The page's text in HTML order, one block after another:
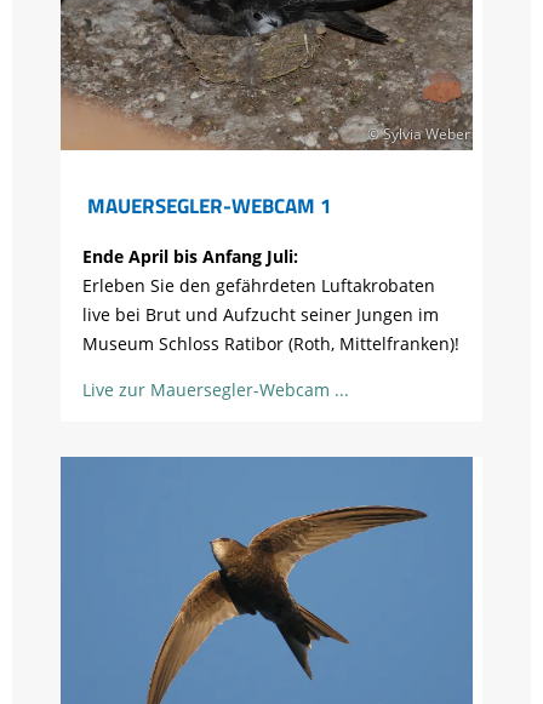
© Sylvia Weber
MAUERSEGLER-WEBCAM 1
Ende April bis Anfang Juli:
Erleben Sie den gefährdeten Luftakrobaten
live bei Brut und Aufzucht seiner Jungen im
Museum Schloss Ratibor (Roth, Mittelfranken)!
Live zur Mauersegler-Webcam